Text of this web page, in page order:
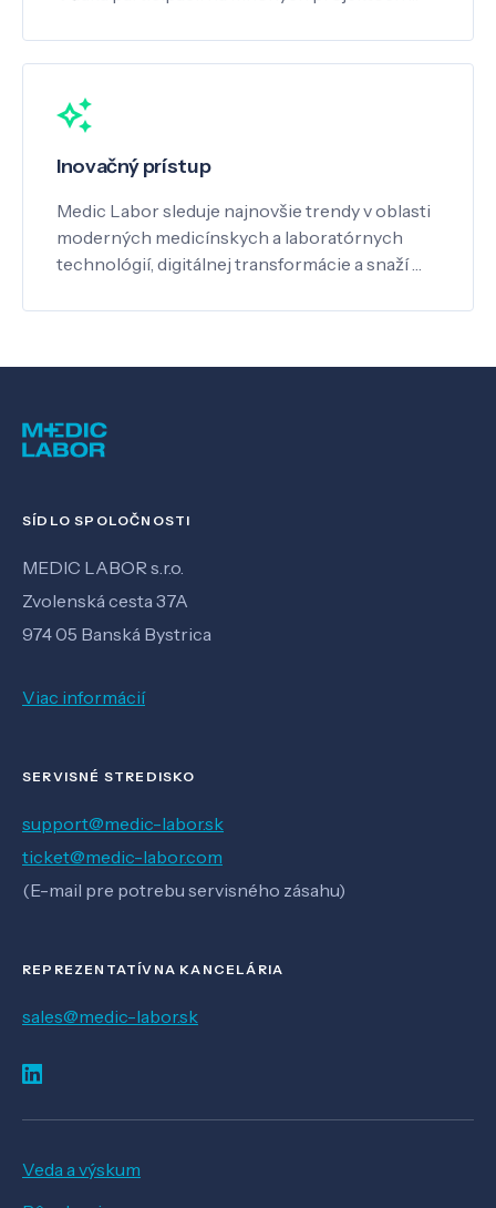
Inovačný prístup
Medic Labor sleduje najnovšie trendy v oblasti
moderných medicínskych a laboratórnych
technológií, digitálnej transformácie a snaží …
SÍDLO SPOLOČNOSTI
MEDIC LABOR s.r.o.
Zvolenská cesta 37A
974 05 Banská Bystrica
Viac informácií
SERVISNÉ STREDISKO
support@medic-labor.sk
ticket@medic-labor.com
(E-mail pre potrebu servisného zásahu)
REPREZENTATÍVNA KANCELÁRIA
sales@medic-labor.sk
Veda a výskum